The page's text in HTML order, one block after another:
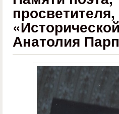
Анатолия